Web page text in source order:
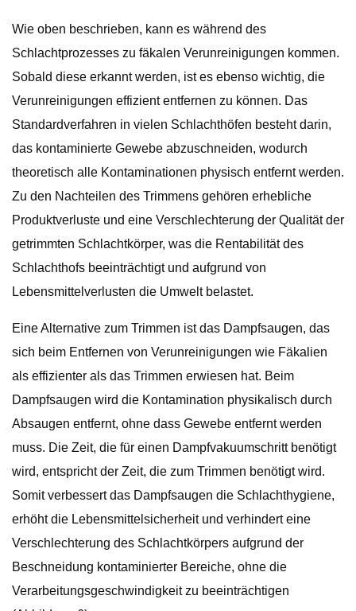
Wie oben beschrieben, kann es während des
Schlachtprozesses zu fäkalen Verunreinigungen kommen.
Sobald diese erkannt werden, ist es ebenso wichtig, die
Verunreinigungen effizient entfernen zu können. Das
Standardverfahren in vielen Schlachthöfen besteht darin,
das kontaminierte Gewebe abzuschneiden, wodurch
theoretisch alle Kontaminationen physisch entfernt werden.
Zu den Nachteilen des Trimmens gehören erhebliche
Produktverluste und eine Verschlechterung der Qualität der
getrimmten Schlachtkörper, was die Rentabilität des
Schlachthofs beeinträchtigt und aufgrund von
Lebensmittelverlusten die Umwelt belastet.
Eine Alternative zum Trimmen ist das Dampfsaugen, das
sich beim Entfernen von Verunreinigungen wie Fäkalien
als effizienter als das Trimmen erwiesen hat. Beim
Dampfsaugen wird die Kontamination physikalisch durch
Absaugen entfernt, ohne dass Gewebe entfernt werden
muss. Die Zeit, die für einen Dampfvakuumschritt benötigt
wird, entspricht der Zeit, die zum Trimmen benötigt wird.
Somit verbessert das Dampfsaugen die Schlachthygiene,
erhöht die Lebensmittelsicherheit und verhindert eine
Verschlechterung des Schlachtkörpers aufgrund der
Beschneidung kontaminierter Bereiche, ohne die
Verarbeitungsgeschwindigkeit zu beeinträchtigen